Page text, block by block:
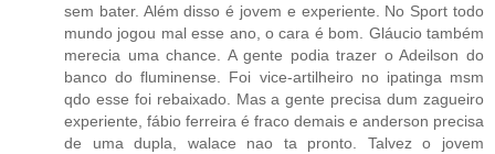
sem bater. Além disso é jovem e experiente. No Sport todo
mundo jogou mal esse ano, o cara é bom. Gláucio também
merecia uma chance. A gente podia trazer o Adeilson do
banco do fluminense. Foi vice-artilheiro no ipatinga msm
qdo esse foi rebaixado. Mas a gente precisa dum zagueiro
experiente, fábio ferreira é fraco demais e anderson precisa
de uma dupla, walace nao ta pronto. Talvez o jovem